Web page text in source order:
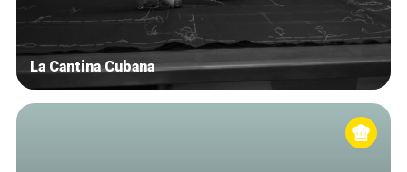
La Cantina Cubana